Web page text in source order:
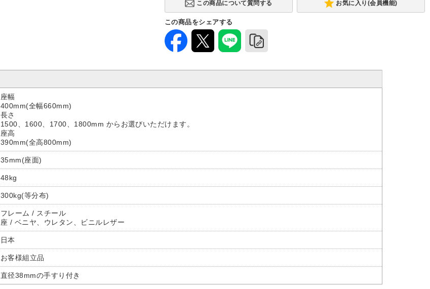
お気に入り(会員機能)
この商品をシェアする
座幅
400mm(全幅660mm)
長さ
1500、1600、1700、1800mm からお選びいただけます。
座高
390mm(全高800mm)
35mm(座面)
48kg
300kg(等分布)
フレーム / スチール
座 / ベニヤ、ウレタン、ビニルレザー
日本
お客様組立品
直径38mmの手すり付き